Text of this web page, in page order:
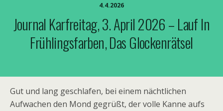
4.4.2026
Journal Karfreitag, 3. April 2026 – Lauf In
Frühlingsfarben, Das Glockenrätsel
Gut und lang geschlafen, bei einem nächtlichen
Aufwachen den Mond gegrüßt, der volle Kanne aufs